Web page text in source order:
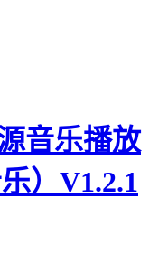
音乐播放
）V1.2.1